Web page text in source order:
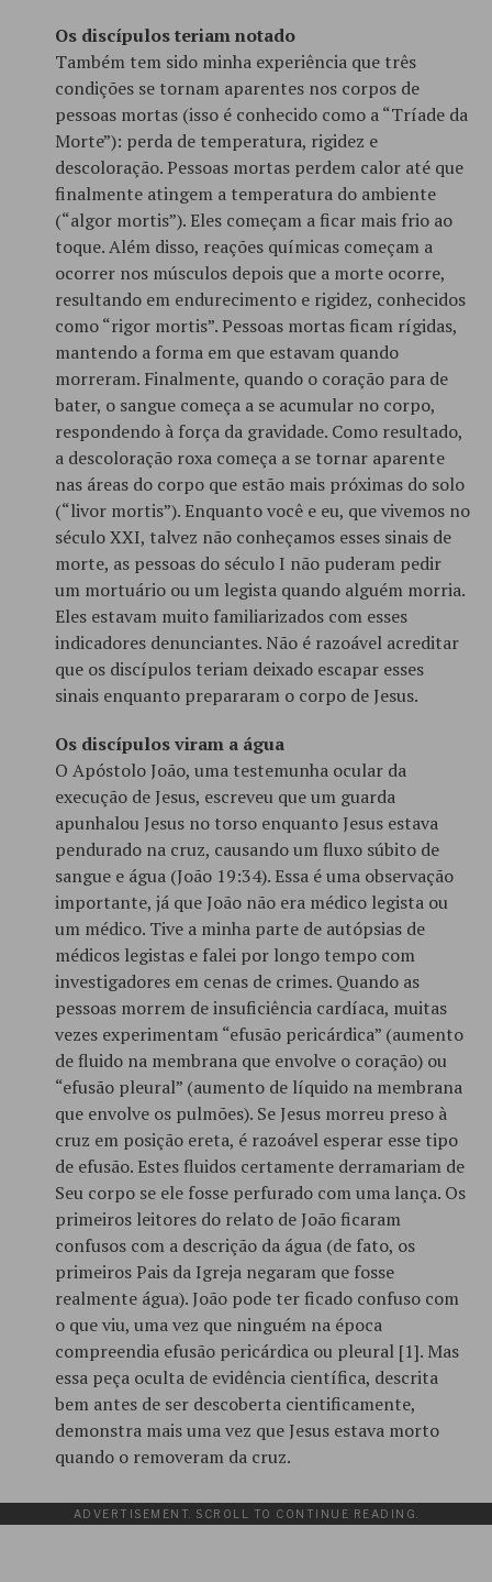
Os discípulos teriam notado
Também tem sido minha experiência que três
condições se tornam aparentes nos corpos de
pessoas mortas (isso é conhecido como a “Tríade da
Morte”): perda de temperatura, rigidez e
descoloração. Pessoas mortas perdem calor até que
finalmente atingem a temperatura do ambiente
(“algor mortis”). Eles começam a ficar mais frio ao
toque. Além disso, reações químicas começam a
ocorrer nos músculos depois que a morte ocorre,
resultando em endurecimento e rigidez, conhecidos
como “rigor mortis”. Pessoas mortas ficam rígidas,
mantendo a forma em que estavam quando
morreram. Finalmente, quando o coração para de
bater, o sangue começa a se acumular no corpo,
respondendo à força da gravidade. Como resultado,
a descoloração roxa começa a se tornar aparente
nas áreas do corpo que estão mais próximas do solo
(“livor mortis”). Enquanto você e eu, que vivemos no
século XXI, talvez não conheçamos esses sinais de
morte, as pessoas do século I não puderam pedir
um mortuário ou um legista quando alguém morria.
Eles estavam muito familiarizados com esses
indicadores denunciantes. Não é razoável acreditar
que os discípulos teriam deixado escapar esses
sinais enquanto prepararam o corpo de Jesus.
Os discípulos viram a água
O Apóstolo João, uma testemunha ocular da
execução de Jesus, escreveu que um guarda
apunhalou Jesus no torso enquanto Jesus estava
pendurado na cruz, causando um fluxo súbito de
sangue e água (João 19:34). Essa é uma observação
importante, já que João não era médico legista ou
um médico. Tive a minha parte de autópsias de
médicos legistas e falei por longo tempo com
investigadores em cenas de crimes. Quando as
pessoas morrem de insuficiência cardíaca, muitas
vezes experimentam “efusão pericárdica” (aumento
de fluido na membrana que envolve o coração) ou
“efusão pleural” (aumento de líquido na membrana
que envolve os pulmões). Se Jesus morreu preso à
cruz em posição ereta, é razoável esperar esse tipo
de efusão. Estes fluidos certamente derramariam de
Seu corpo se ele fosse perfurado com uma lança. Os
primeiros leitores do relato de João ficaram
confusos com a descrição da água (de fato, os
primeiros Pais da Igreja negaram que fosse
realmente água). João pode ter ficado confuso com
o que viu, uma vez que ninguém na época
compreendia efusão pericárdica ou pleural [1]. Mas
essa peça oculta de evidência científica, descrita
bem antes de ser descoberta cientificamente,
demonstra mais uma vez que Jesus estava morto
quando o removeram da cruz.
ADVERTISEMENT. SCROLL TO CONTINUE READING.